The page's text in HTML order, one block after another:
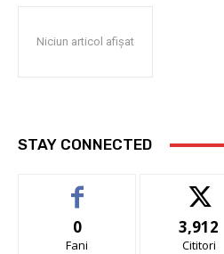
Niciun articol afișat
STAY CONNECTED
0
Fani
3,912
Cititori